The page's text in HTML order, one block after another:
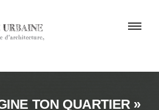
TON QUARTIER »